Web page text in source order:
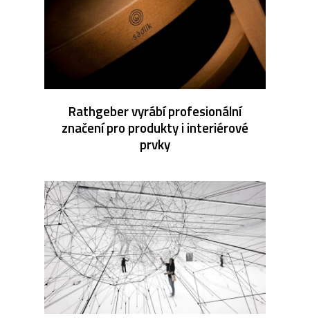
Rathgeber vyrábí profesionální
značení pro produkty i interiérové
prvky